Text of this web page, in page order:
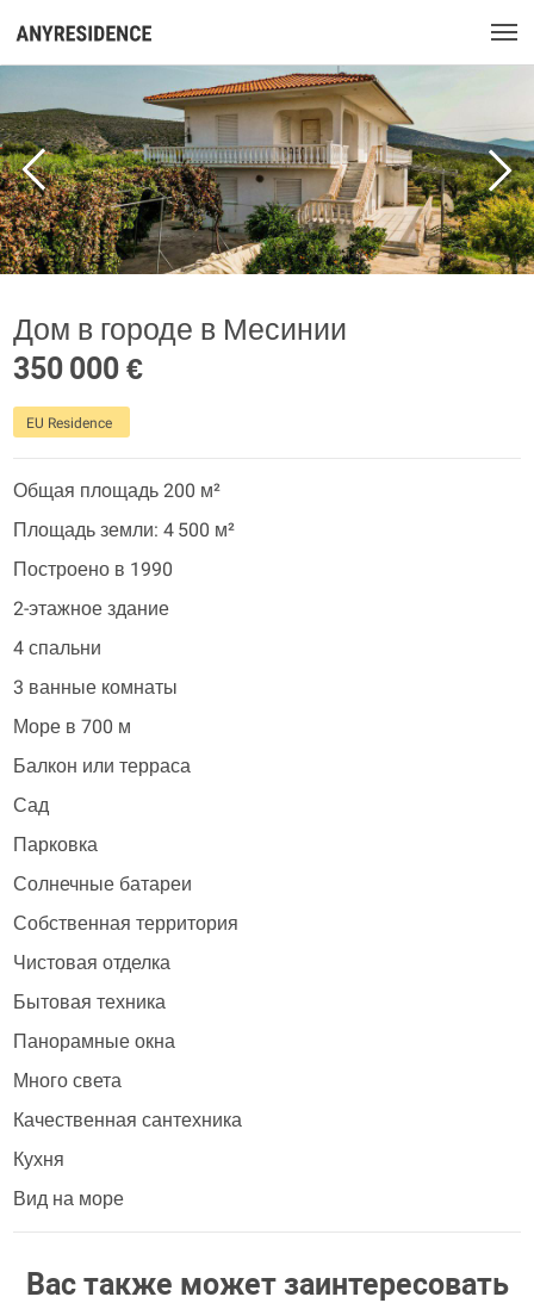
Дом в городе в Месинии
350 000 €
EU Residence
Общая площадь 200 м²
Площадь земли: 4 500 м²
Построено в 1990
2-этажное здание
4 спальни
3 ванные комнаты
Море в 700 м
Балкон или терраса
Сад
Парковка
Солнечные батареи
Собственная территория
Чистовая отделка
Бытовая техника
Панорамные окна
Много света
Качественная сантехника
Кухня
Вид на море
Вас также может заинтересовать